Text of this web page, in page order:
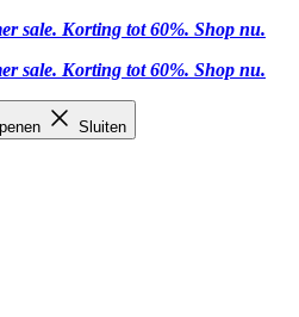
sale. Korting tot 60%. Shop nu.
sale. Korting tot 60%. Shop nu.
Sluiten